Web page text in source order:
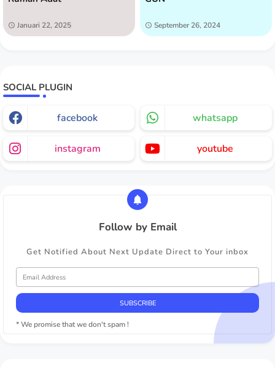
Januari 22, 2025 September 26, 2024
SOCIAL PLUGIN
facebook whatsapp
instagram youtube
Follow by Email
Get Notified About Next Update Direct to Your inbox
* We promise that we don't spam !